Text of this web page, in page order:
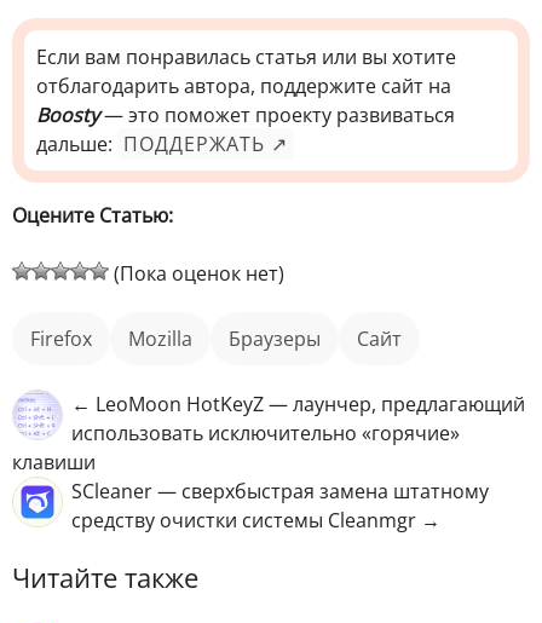
Если вам понравилась статья или вы хотите
отблагодарить автора, поддержите сайт на
Boosty— это поможет проекту развиваться
дальше: ПОДДЕРЖАТЬ ↗
Оцените Статью:
(Пока оценок нет)
Firefox Mozilla Браузеры сайт
← LeoMoon HotKeyZ — лаунчер, предлагающий
использовать исключительно «горячие»
клавиши
SCleaner — сверхбыстрая замена штатному
средству очистки системы Cleanmgr →
Читайте также